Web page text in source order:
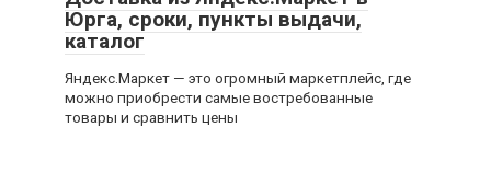
Юрга, сроки, пункты выдачи,
каталог
Яндекс.Маркет — это огромный маркетплейс, где
можно приобрести самые востребованные
товары и сравнить цены